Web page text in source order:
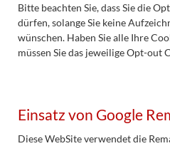
Bitte beachten Sie, dass Sie die
dürfen, solange Sie keine
wünschen. Haben Sie alle Ihre
müssen Sie das jeweilige Opt-out
Einsatz von Google
Diese WebSite verwendet die